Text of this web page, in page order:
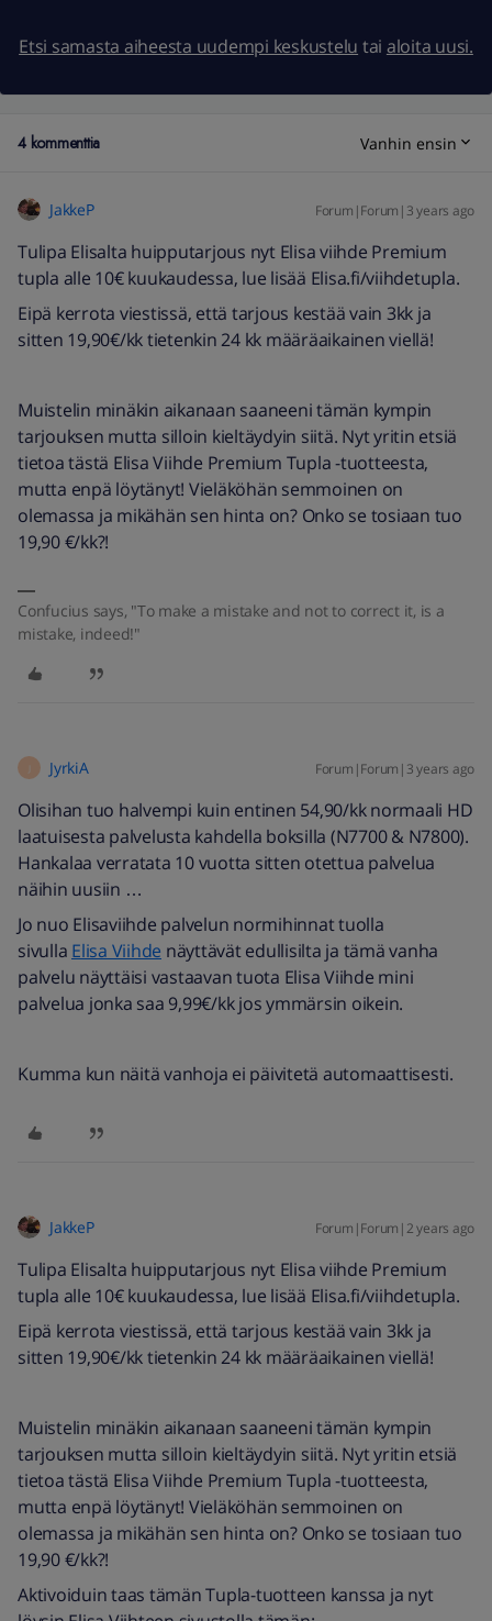
Etsi samasta aiheesta uudempi keskustelu tai aloita uusi.
4 kommenttia Vanhin ensin
JakkeP Forum|Forum|3 years ago
Tulipa Elisalta huipputarjous nyt Elisa viihde Premium
tupla alle 10€ kuukaudessa, lue lisää Elisa.fi/viihdetupla.
Eipä kerrota viestissä, että tarjous kestää vain 3kk ja
sitten 19,90€/kk tietenkin 24 kk määräaikainen viellä!
Muistelin minäkin aikanaan saaneeni tämän kympin
tarjouksen mutta silloin kieltäydyin siitä. Nyt yritin etsiä
tietoa tästä Elisa Viihde Premium Tupla -tuotteesta,
mutta enpä löytänyt! Vieläköhän semmoinen on
olemassa ja mikähän sen hinta on? Onko se tosiaan tuo
19,90 €/kk?!
Confucius says, "To make a mistake and not to correct it, is a
mistake, indeed!"
JyrkiA Forum|Forum|3 years ago
Olisihan tuo halvempi kuin entinen 54,90/kk normaali HD
laatuisesta palvelusta kahdella boksilla (N7700 & N7800).
Hankalaa verratata 10 vuotta sitten otettua palvelua
näihin uusiin …
Jo nuo Elisaviihde palvelun normihinnat tuolla
sivulla Elisa Viihde näyttävät edullisilta ja tämä vanha
palvelu näyttäisi vastaavan tuota Elisa Viihde mini
palvelua jonka saa 9,99€/kk jos ymmärsin oikein.
Kumma kun näitä vanhoja ei päivitetä automaattisesti.
JakkeP Forum|Forum|2 years ago
Tulipa Elisalta huipputarjous nyt Elisa viihde Premium
tupla alle 10€ kuukaudessa, lue lisää Elisa.fi/viihdetupla.
Eipä kerrota viestissä, että tarjous kestää vain 3kk ja
sitten 19,90€/kk tietenkin 24 kk määräaikainen viellä!
Muistelin minäkin aikanaan saaneeni tämän kympin
tarjouksen mutta silloin kieltäydyin siitä. Nyt yritin etsiä
tietoa tästä Elisa Viihde Premium Tupla -tuotteesta,
mutta enpä löytänyt! Vieläköhän semmoinen on
olemassa ja mikähän sen hinta on? Onko se tosiaan tuo
19,90 €/kk?!
Aktivoiduin taas tämän Tupla-tuotteen kanssa ja nyt